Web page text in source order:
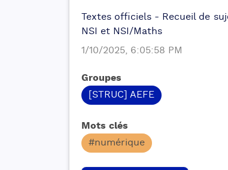
Textes officiels - Recueil de
NSI et NSI/Maths
1/10/2025, 6:05:58 PM
Groupes
[STRUC] AEFE
Mots clés
#numérique